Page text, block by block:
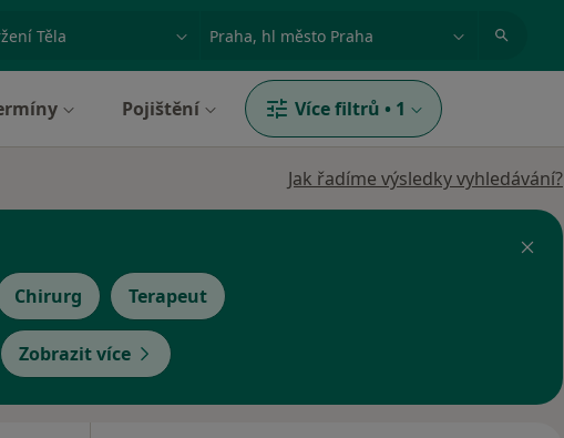
nemoc nebo příjmení Město nebo region
Pojištění Více filtrů • 1
Jak řadíme výsledky vyhledávání?
Chirurg Terapeut
Zobrazit více